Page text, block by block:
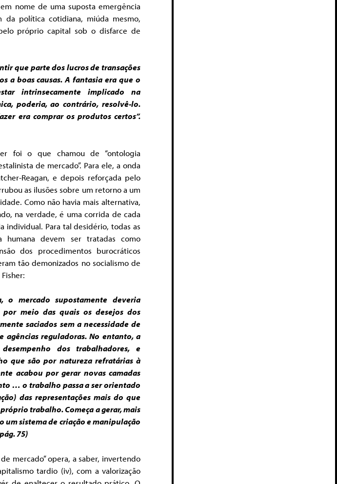
nome de uma suposta emergência
da política cotidiana, miúda mesmo,
próprio capital sob o disfarce de
que parte dos lucros de transações
a boas causas. A fantasia era que o
intrinsecamente implicado na
poderia, ao contrário, resolvê-lo.
era comprar os produtos certos”.
foi o que chamou de “ontologia
de mercado”. Para ele, a onda
Reagan, e depois reforçada pelo
as ilusões sobre um retorno a um
Como não havia mais alternativa,
na verdade, é uma corrida de cada
individual. Para tal desidério, todas as
humana devem ser tratadas como
dos procedimentos burocráticos
tão demonizados no socialismo de
o mercado supostamente deveria
por meio das quais os desejos dos
saciados sem a necessidade de
agências reguladoras. No entanto, a
dos trabalhadores, e
que são por natureza refratárias à
acabou por gerar novas camadas
… o trabalho passa a ser orientado
das representações mais do que
trabalho. Começa a gerar, mais
um sistema de criação e manipulação
75)
mercado” opera, a saber, invertendo
tardio (iv), com a valorização